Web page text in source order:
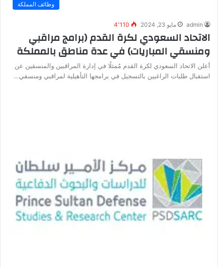
وظائف المملكة
admin مايو 23, 2024 4٬110
الاتحاد السعودي لكرة القدم (برامج مراقبي
ومنسقي المباريات) في عدة مناطق بالمملكة
أعلن الاتحاد السعودي لكرة القدم مُمثلًا في إدارة المراقبين والمنسقين عن
استقبال طلبات الراغبين بالتسجيل في برامجها التأهيلية لمراقبي ومنسقي…